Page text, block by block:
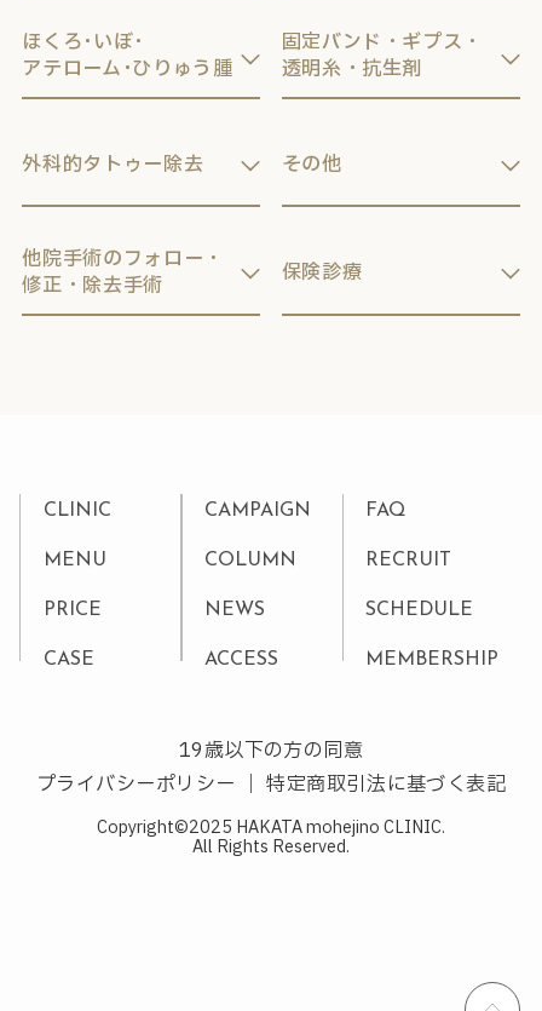
ほくろ･いぼ･
アテローム･ひりゅう腫
外科的タトゥー除去
他院手術のフォロー・
修正・除去手術
固定バンド・ギプス・
透明糸・抗生剤
その他
保険診療
CLINIC
MENU
PRICE
CASE
CAMPAIGN
COLUMN
NEWS
ACCESS
FAQ
RECRUIT
SCHEDULE
MEMBERSHIP
19歳以下の方の同意
プライバシーポリシー ｜特定商取引法に基づく表記
Copyright©2025 HAKATA mohejino CLINIC.
All Rights Reserved.